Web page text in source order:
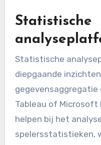
Statistische
Statistische
diepgaande
gegevensaggregatie
Tableau of Microsoft
helpen bij het
spelersstatistieken,